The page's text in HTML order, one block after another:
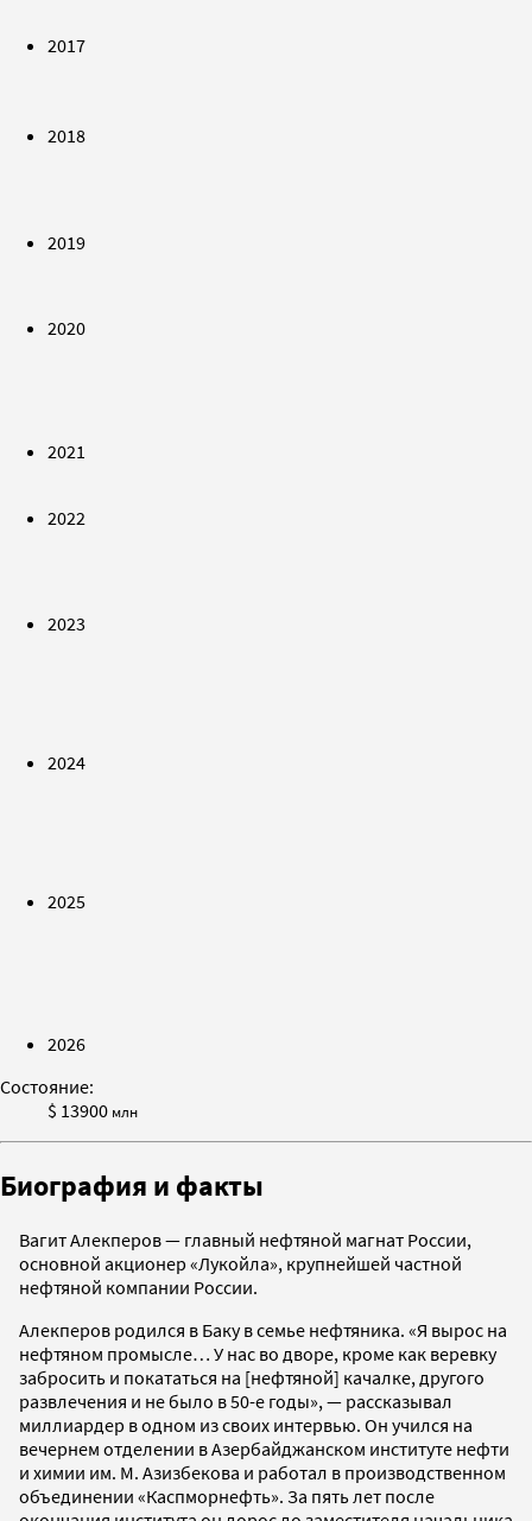
2017
2018
2019
2020
2021
2022
2023
2024
2025
2026
Состояние:
$ 13900 млн
Биография и факты
Вагит Алекперов — главный нефтяной магнат России,
основной акционер «Лукойла», крупнейшей частной
нефтяной компании России.
Алекперов родился в Баку в семье нефтяника. «Я вырос на
нефтяном промысле… У нас во дворе, кроме как веревку
забросить и покататься на [нефтяной] качалке, другого
развлечения и не было в 50-е годы», — рассказывал
миллиардер в одном из своих интервью. Он учился на
вечернем отделении в Азербайджанском институте нефти
и химии им. М. Азизбекова и работал в производственном
объединении «Каспморнефть». За пять лет после